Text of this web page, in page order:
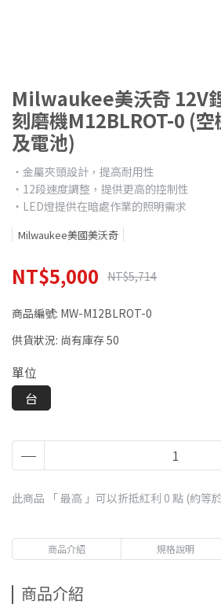
Milwaukee美沃奇 12V
刻磨機M12BLROT-0 (
及電池)
‧金屬夾頭設計，提高耐用性
‧12段速度調整，提供更高的控制性
‧LED燈提供在暗處作業的照明需求
Milwaukee美國美沃奇
NT$5,000 NT$5,714
商品編號: MW-M12BLROT-0
供貨狀況: 尚有庫存 50
單位
台
此商品 「 最高 」可以折抵紅利 0 點 (約等
商品介紹 規格說明
商品介紹